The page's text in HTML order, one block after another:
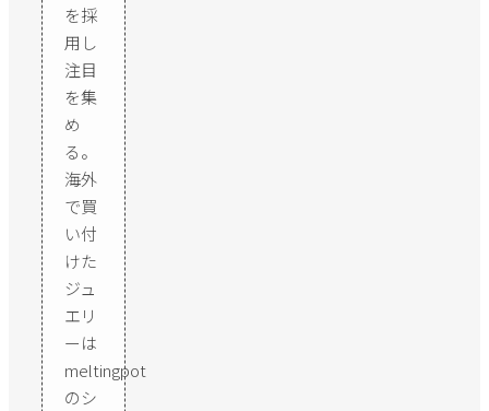
を採
用し
注目
を集
め
る。
海外
で買
い付
けた
ジュ
エリ
ーは
meltingpot
のシ